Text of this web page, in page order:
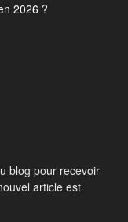
2026 ?
blog pour recevoir
article est